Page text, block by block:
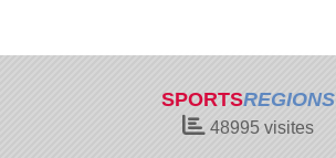
SPORTSREGIONS
48995visites